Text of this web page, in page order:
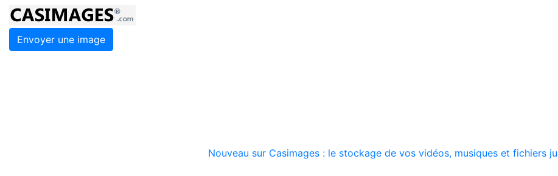
Envoyer une image
Nouveau sur Casimages : le stockage de vos vidéos, musiques et fichiers